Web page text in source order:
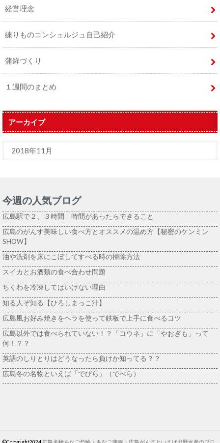
経営理念
練りものコンシェルジュ自己紹介
蒲鉾づくり
１週間のまとめ
アーカイブ
今週の人気ブログ
広島駅で２、３時間 時間があったらできること
広島のがんす美味しい食べ方とオススメの温め方【秘密のケンミン
SHOW】
油や洗剤を床にこぼしてすべる時の掃除方法
スイカとお酒類の食べ合わせ問題
ちくわを冷凍してはいけない理由
知る人ぞ知る【ひろしまっこ汁】
広島風お好み焼きをヘラを使って鉄板で上手に食べるコツ
広島以外では食べられていない！？「コウネ」に「やおぎも」って
何！？？
英語のしりとりはどうなったら負けか知ってる？？
広島冬の名物といえば「でびら」（でべら）